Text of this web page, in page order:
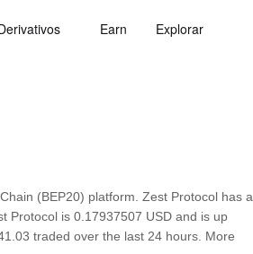
Earn Explorar
(BEP20) platform. Zest Protocol has a
Protocol is 0.17937507 USD and is up
traded over the last 24 hours. More